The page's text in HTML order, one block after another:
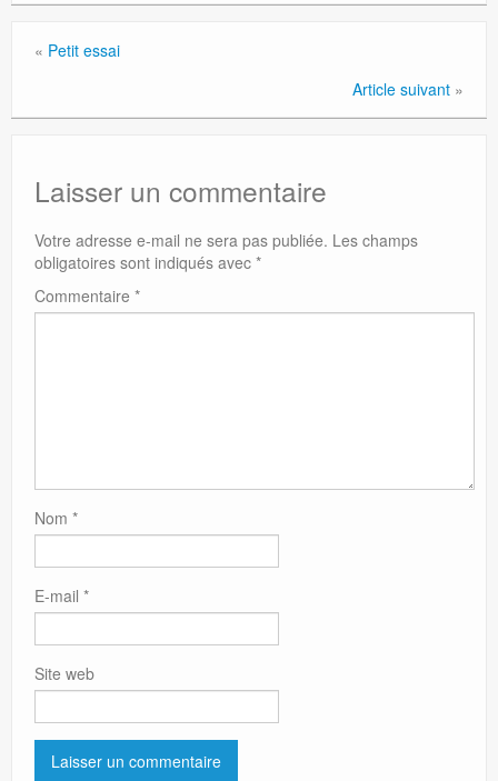
« Petit essai
Article suivant »
Laisser un commentaire
Votre adresse e-mail ne sera pas publiée. Les champs
obligatoires sont indiqués avec *
Commentaire *
Nom *
E-mail *
Site web